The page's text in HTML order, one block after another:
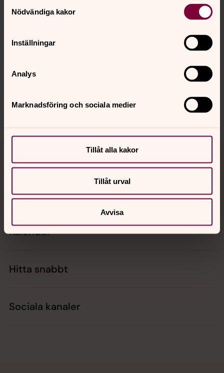
Nödvändiga kakor
Inställningar
Analys
Marknadsföring och sociala medier
Tillåt alla kakor
Tillåt urval
Avvisa
Synpunkter eller frågor på sidans
helsingborgs.pastorat@svenskakyrkan.se
Kontakt
Kalender
Hitta snabbt
Sociala kanaler